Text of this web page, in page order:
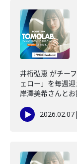
井桁弘恵 がチー
ェロー」を毎週
岸澤美希さんと
2026.02.07|